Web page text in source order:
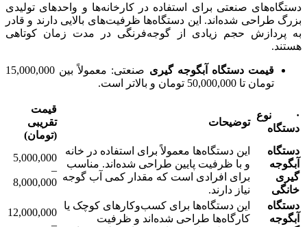
دستگاه‌های صنعتی برای استفاده در کارخانه‌ها و واحدهای تولیدی
بزرگ طراحی شده‌اند. این دستگاه‌ها ظرفیت‌های بالایی دارند و قادر
به پردازش حجم زیادی از گوجه‌فرنگی در مدت زمان کوتاهی
هستند.
قیمت دستگاه آبگوجه گیری
صنعتی: معمولاً بین 15,000,000
تومان تا 50,000,000 تومان و بالاتر است.
· نوع
دستگاه
توضیحات
قیمت
تقریبی
(تومان)
دستگاه
آبگوجه
گیری
خانگی
این دستگاه‌ها معمولاً برای استفاده در خانه
و با ظرفیت پایین طراحی شده‌اند. مناسب
برای افرادی است که مقدار کمی آب گوجه
نیاز دارند.
5,000,000
–
8,000,000
دستگاه
آبگوجه
این دستگاه‌ها برای کسب‌وکارهای کوچک یا
کارگاه‌ها طراحی شده‌اند و ظرفیت
12,000,000
–